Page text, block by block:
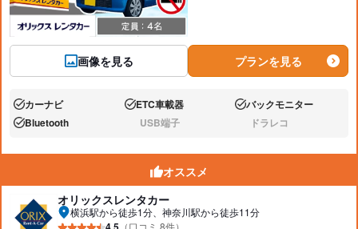
画像を見る プランを見る
あり:カーナビ あり:ETC車載器 あり:バックモニター
あり:Bluetooth なし:USB端子 なし:ドラレコ
オススメ
オリックスレンタカー
横浜駅から徒歩1分、神奈川駅から徒歩11分